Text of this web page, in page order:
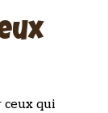
ceux qui